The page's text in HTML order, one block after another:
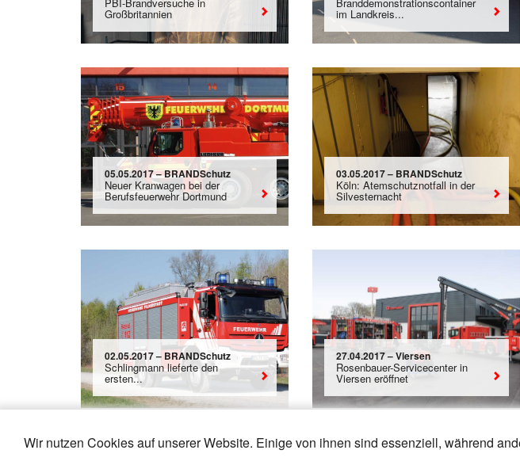
Wir nutzen Cookies auf unserer Website. Einige von ihnen sind essenziell, während
Großbritannien im Landkreis...
05.05.2017 – BRANDSchutz
Neuer Kranwagen bei der
Berufsfeuerwehr Dortmund
03.05.2017 – BRANDSchutz
Köln: Atemschutznotfall in der
Silvesternacht
02.05.2017 – BRANDSchutz
Schlingmann lieferte den
ersten...
27.04.2017 – Viersen
Rosenbauer-Servicecenter in
Viersen eröffnet